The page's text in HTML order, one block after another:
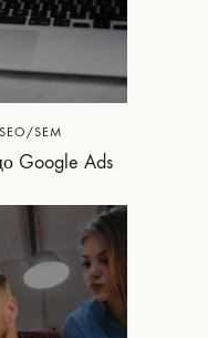
SEM
Google Ads